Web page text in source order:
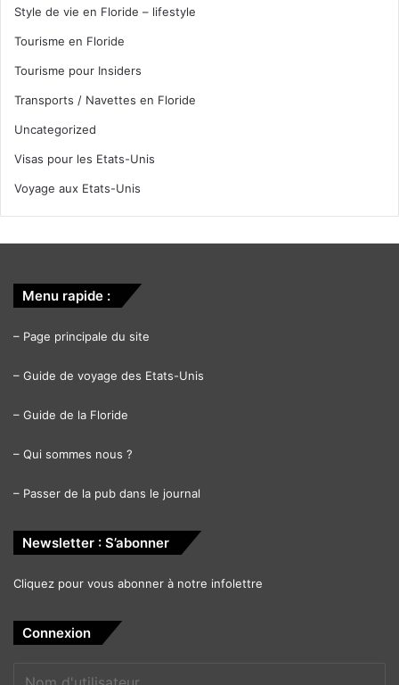
Style de vie en Floride – lifestyle
Tourisme en Floride
Tourisme pour Insiders
Transports / Navettes en Floride
Uncategorized
Visas pour les Etats-Unis
Voyage aux Etats-Unis
Menu rapide :
– Page principale du site
– Guide de voyage des Etats-Unis
– Guide de la Floride
– Qui sommes nous ?
– Passer de la pub dans le journal
Newsletter : S’abonner
Cliquez pour vous abonner à notre infolettre
Connexion